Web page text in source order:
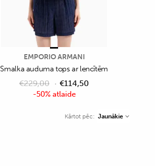
-50% atlaide
EMPORIO ARMANI
Smalka auduma tops ar lencītēm
€229,00 €114,50
Kārtot pēc: Jaunākie